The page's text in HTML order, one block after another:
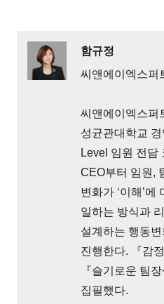
함규정
씨앤에이엑스퍼
씨앤에이엑스퍼
성균관대학교
Level 임원 전담
CEO부터 임원,
변화가 ‘이해’에
일하는 방식과
설계하는 행동
진행한다. 『감
『슬기로운 팀
집필했다.